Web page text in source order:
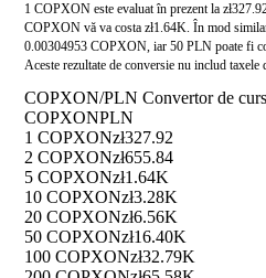
1 COPXON este evaluat în prezent la
COPXON vă va costa zł1.64K. În mod
0.00304953 COPXON, iar 50 PLN poate fi
Aceste rezultate de conversie nu includ taxele
COPXON/PLN Convertor de
COPXONPLN
1 COPXONzł327.92
2 COPXONzł655.84
5 COPXONzł1.64K
10 COPXONzł3.28K
20 COPXONzł6.56K
50 COPXONzł16.40K
100 COPXONzł32.79K